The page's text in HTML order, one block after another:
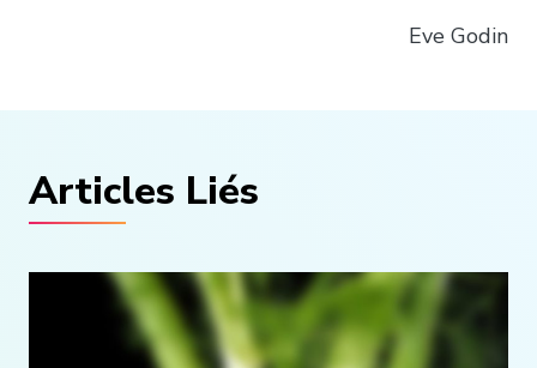
Eve Godin
Articles Liés